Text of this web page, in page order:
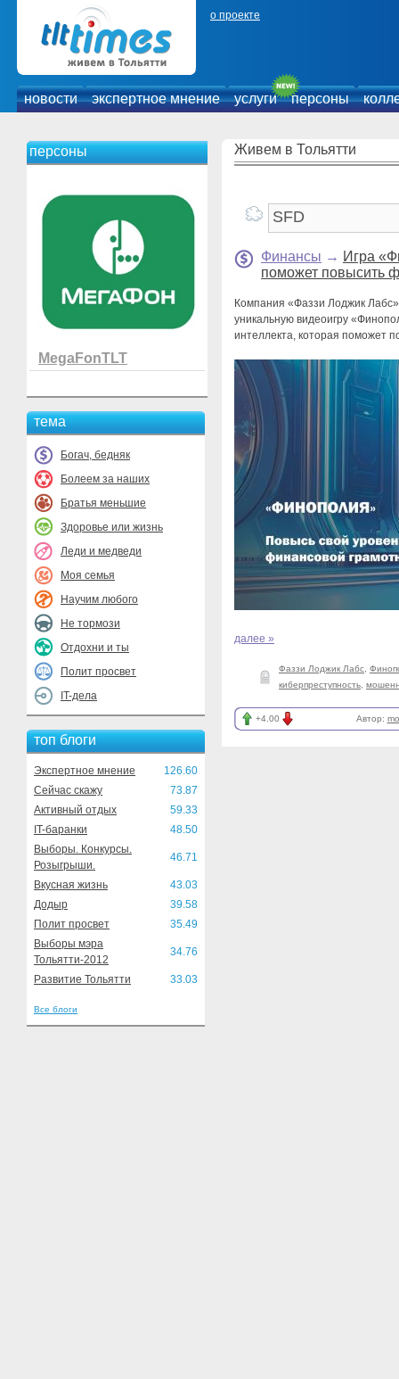
о проекте
новости экспертное мнение услуги персоны
персоны
MegaFonTLT
тема
Богач, бедняк
Болеем за наших
Братья меньшие
Здоровье или жизнь
Леди и медведи
Моя семья
Научим любого
Не тормози
Отдохни и ты
Полит просвет
IT-дела
топ блоги
Экспертное мнение
126.60
Сейчас скажу
73.87
Активный отдых
59.33
IT-баранки
48.50
Выборы. Конкурсы.
Розыгрыши.
46.71
Вкусная жизнь
43.03
Додыр
39.58
Полит просвет
35.49
Выборы мэра
Тольятти-2012
34.76
Развитие Тольятти 33.03
Все блоги
Живем в Тольятти
Финансы → Игра
поможет повысить
Компания «Фаззи Лоджик
уникальную видеоигру
интеллекта, которая поможет
далее »
Фаззи Лоджик Лабс
киберпреступность
+4.00 Автор: